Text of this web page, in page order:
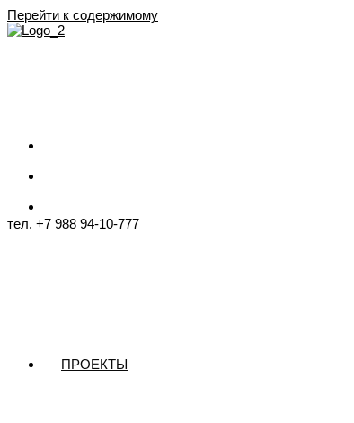
Перейти к содержимому
тел. +7 988 94-10-777
ПРОЕКТЫ